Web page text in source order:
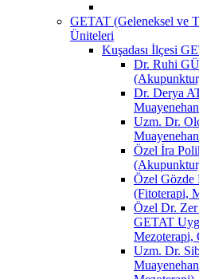
GETAT (Geleneksel ve
Üniteleri
Kuşadası İlçesi
Dr. Ruhi
Dr. Derya
Uzm. Dr.
Özel İra
Özel Gözde
(Fitoterapi,
Özel Dr.
GETAT
Mezoterapi,
Uzm. Dr.